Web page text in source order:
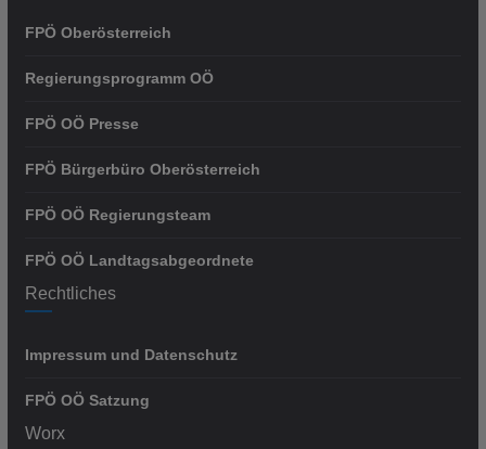
FPÖ Oberösterreich
Regierungsprogramm OÖ
FPÖ OÖ Presse
FPÖ Bürgerbüro Oberösterreich
FPÖ OÖ Regierungsteam
FPÖ OÖ Landtagsabgeordnete
Rechtliches
Impressum und Datenschutz
FPÖ OÖ Satzung
Worx